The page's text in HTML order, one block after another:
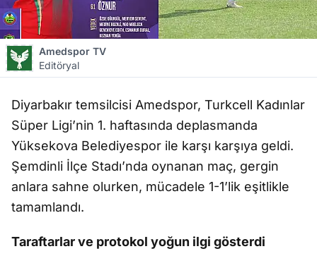
Amedspor TV
Editöryal
Diyarbakır temsilcisi Amedspor, Turkcell Kadınlar
Süper Ligi’nin 1. haftasında deplasmanda
Yüksekova Belediyespor ile karşı karşıya geldi.
Şemdinli İlçe Stadı’nda oynanan maç, gergin
anlara sahne olurken, mücadele 1-1’lik eşitlikle
tamamlandı.
Taraftarlar ve protokol yoğun ilgi gösterdi